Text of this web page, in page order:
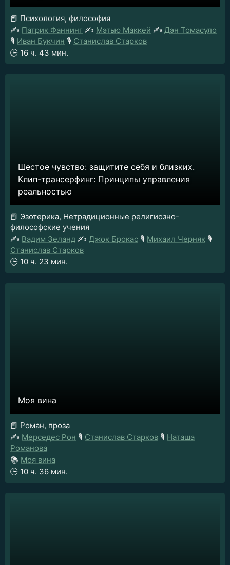
📕 Психология, философия
✍️ Патрик Фаннинг ✍️ Мэтью Маккей ✍️ Дэн Томасуло
🎙️ Иван Букчин 🎙️ Станислав Старков
🕒 16 ч. 43 мин.
Шестое чувство: защитите себя и близких.
Клип-трансерфинг: Принципы управления
реальностью
📕 Эзотерика, Нетрадиционные религиозно-
философские учения
✍️ Вадим Зеланд ✍️ Джок Брокас 🎙️ Михаил Черняк 🎙️
Станислав Старков
🕒 10 ч. 23 мин.
Моя вина
📕 Роман, проза
✍️ Мерседес Рон 🎙️ Станислав Старков 🎙️ Наташа
Романова
📚 Моя вина
🕒 10 ч. 36 мин.